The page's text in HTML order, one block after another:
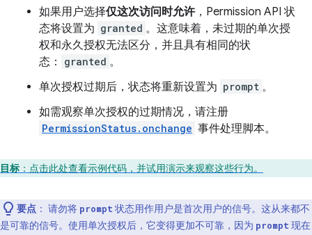
如果用户选择仅这次访问时允许 ，Permission API 状
态将设置为 granted 。这意味着，未过期的单次授
权和永久授权无法区分，并且具有相同的状
态：
granted 。
单次授权过期后，状态将重新设置为 prompt 。
如需观察单次授权的过期情况，请注册
PermissionStatus.onchange 事件处理脚本。
目标 ：点击此处查看示例代码，并试用演示来观察这些行为。
要点 ： 请勿将 prompt 状态用作用户是首次用户的信号。这从来都不
是可靠的信号。使用单次授权后，它变得更加不可靠，因为 prompt 现在